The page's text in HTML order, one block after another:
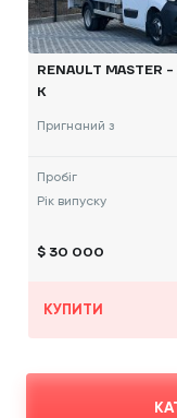
RENAULT
К
Пригнаний з
Пробіг
Рік випуску
$ 30 000
КУПИТИ